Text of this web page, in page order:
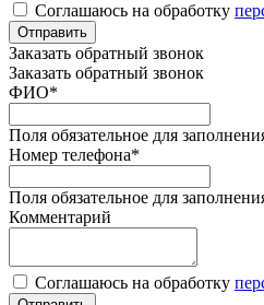
Соглашаюсь на обработку
Отправить
Заказать обратный звонок
Заказать обратный звонок
ФИО*
Поля обязательное для
Номер телефона*
Поля обязательное для
Комментарий
Соглашаюсь на обработку